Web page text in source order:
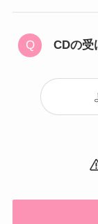
CDの受